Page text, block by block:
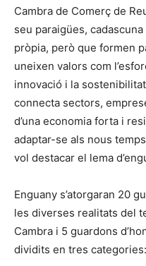
Cambra de Comerç de
seu paraigües,
pròpia, però que formen
uneixen valors com
innovació i la
connecta sectors,
d’una economia forta i
adaptar-se als nous
vol destacar el lema
Enguany s’atorgaran 20
les diverses realitats del
Cambra i 5 guardons
dividits en tres categories: